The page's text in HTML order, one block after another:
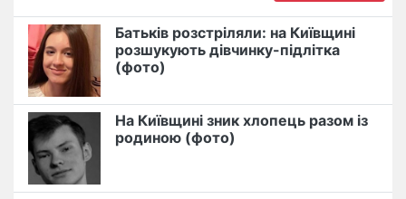
Батьків розстріляли: на Київщині
розшукують дівчинку-підлітка
(фото)
На Київщині зник хлопець разом із
родиною (фото)